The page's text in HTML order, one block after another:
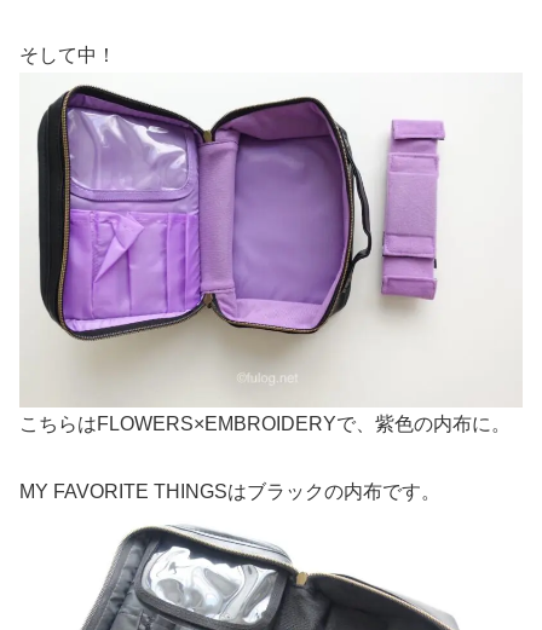
そして中！
こちらはFLOWERS×EMBROIDERYで、紫色の内布に。
MY FAVORITE THINGSはブラックの内布です。